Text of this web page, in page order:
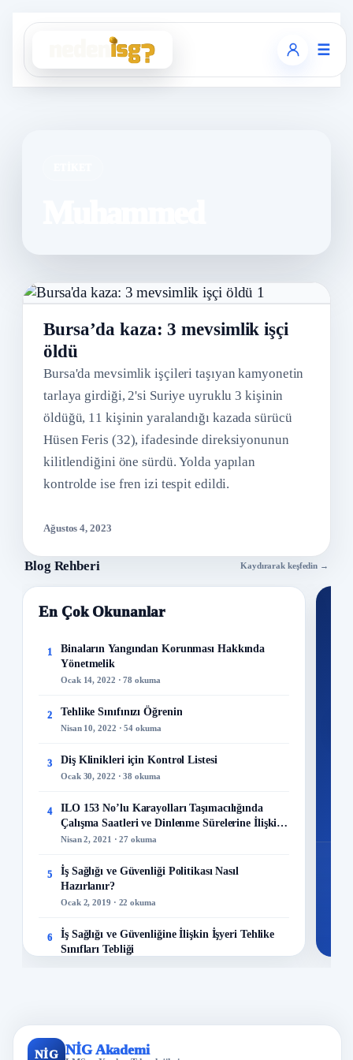
☰
Bursa’da kaza: 3 mevsimlik işçi
öldü
Bursa'da mevsimlik işçileri taşıyan kamyonetin
tarlaya girdiği, 2'si Suriye uyruklu 3 kişinin
öldüğü, 11 kişinin yaralandığı kazada sürücü
Hüsen Feris (32), ifadesinde direksiyonunun
kilitlendiğini öne sürdü. Yolda yapılan
kontrolde ise fren izi tespit edildi.
Ağustos 4, 2023
Blog Rehberi Kaydırarak keşfedin →
En Çok Okunanlar
1
Binaların Yangından Korunması Hakkında
Yönetmelik
Ocak 14, 2022 · 78 okuma
2 Tehlike Sınıfınızı Öğrenin
Nisan 10, 2022 · 54 okuma
3 Diş Klinikleri için Kontrol Listesi
Ocak 30, 2022 · 38 okuma
4
ILO 153 No’lu Karayolları Taşımacılığında
Çalışma Saatleri ve Dinlenme Sürelerine İlişkin
Sözleşme
Nisan 2, 2021 · 27 okuma
5
İş Sağlığı ve Güvenliği Politikası Nasıl
Hazırlanır?
Ocak 2, 2019 · 22 okuma
6
İş Sağlığı ve Güvenliğine İlişkin İşyeri Tehlike
Sınıfları Tebliği
Aralık 23, 2023 · 16 okuma
NİG NİG Akademi